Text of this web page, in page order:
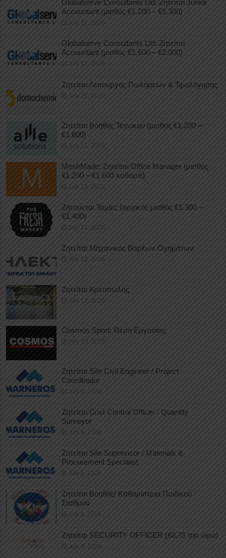
Globalserve Consultants Ltd: Ζητείται Junior
Accountant (μισθός €1.200 – €1.300)
July 17, 2026
Globalserve Consultants Ltd: Ζητείται
Accountant (μισθός €1.600 – €2.000)
July 17, 2026
Ζητείται Λειτουργός Πωλήσεων & Τιμολόγησης
July 16, 2026
Ζητείται Βοηθός Τεχνικού (μισθός €1.200 –
€1.600)
July 15, 2026
MeshMade: Ζητείται Office Manager (μισθός
€1.200 – €1.600 καθαρά)
July 15, 2026
Ζητούνται Ταμίες (αρχικός μισθός €1.300 –
€1.400)
July 14, 2026
Ζητείται Μηχανικός Βαρέων Οχημάτων
July 13, 2026
Ζητείται Κρεοπώλης
July 12, 2026
Cosmos Sport: Θέση Εργασίας
July 10, 2026
Ζητείται Site Civil Engineer / Project
Coordinator
July 9, 2026
Ζητείται Cost Control Officer / Quantity
Surveyor
July 9, 2026
Ζητείται Site Supervisor / Materials &
Procurement Specialist
July 9, 2026
Ζητείται Βοηθός/ Καθαρίστρια Παιδικού
Σταθμού
July 8, 2026
Ζητείται SECURITY OFFICER (€8,75 την ώρα)
July 8, 2026